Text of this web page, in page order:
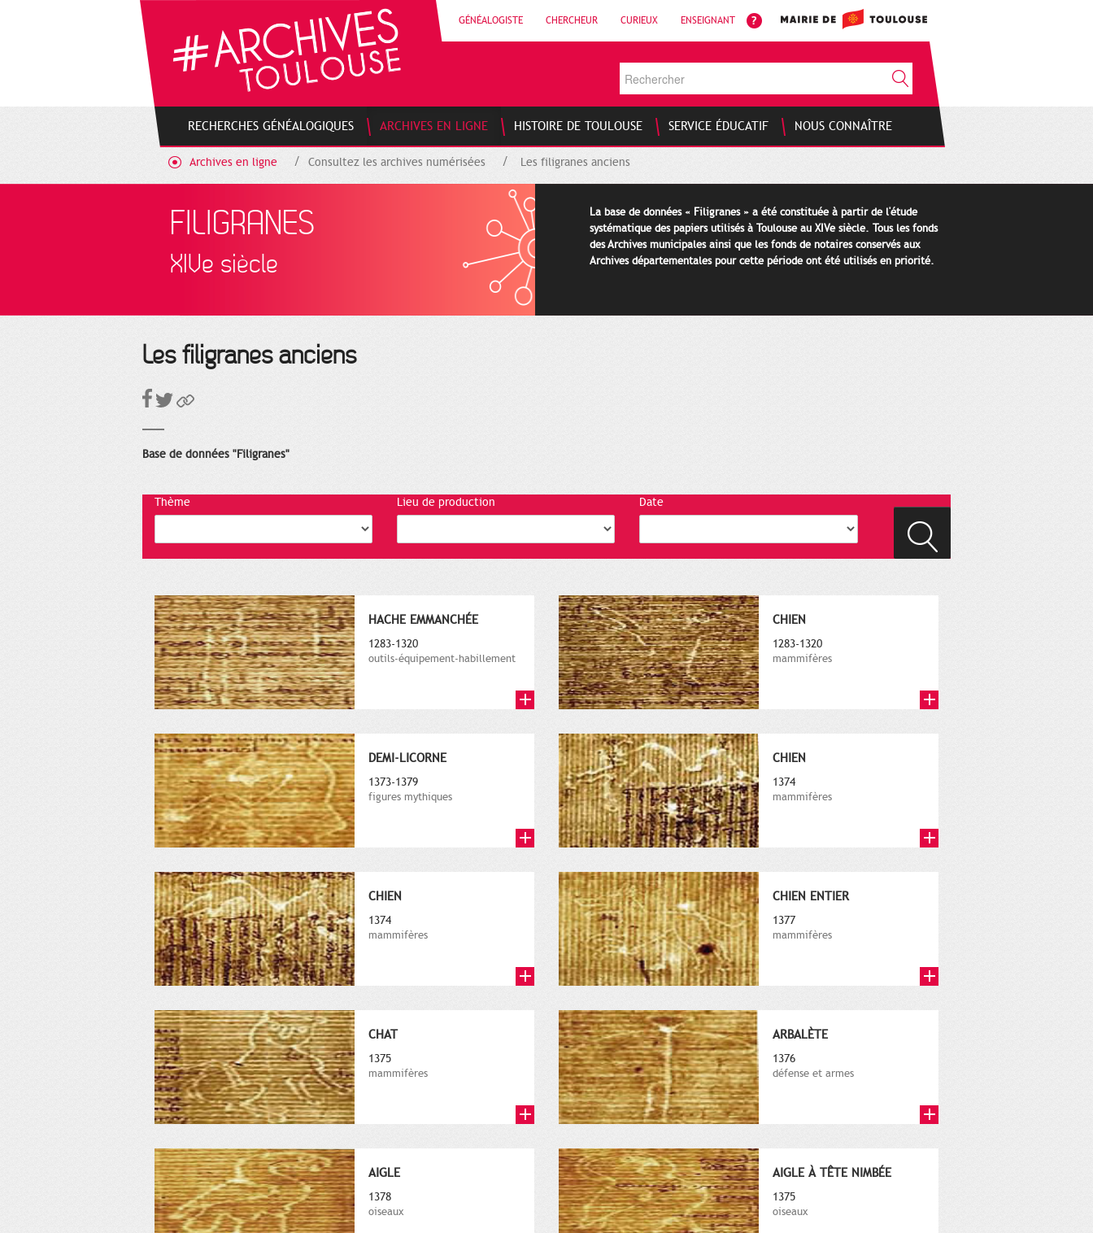
GÉNÉALOGISTE CHERCHEUR CURIEUX ENSEIGNANT
RECHERCHES GÉNÉALOGIQUES ARCHIVES EN LIGNE HISTOIRE DE TOULOUSE SERVICE ÉDUCATIF NOUS CONNAÎTRE
Archives en ligne Consultez les archives numérisées Les filigranes anciens
FILIGRANES
XIVe siècle
La base de données « Filigranes » a été constituée à partir de l'étude
systématique des papiers utilisés à Toulouse au XIVe siècle. Tous les fonds
des Archives municipales ainsi que les fonds de notaires conservés aux
Archives départementales pour cette période ont été utilisés en priorité.
Les filigranes anciens
Base de données "Filigranes"
Thème Lieu de production Date
HACHE EMMANCHÉE
1283-1320
outils-équipement-habillement
CHIEN
1283-1320
mammifères
DEMI-LICORNE
1373-1379
figures mythiques
CHIEN
1374
mammifères
CHIEN
1374
mammifères
CHIEN ENTIER
1377
mammifères
CHAT
1375
mammifères
ARBALÈTE
1376
défense et armes
AIGLE
1378
oiseaux
AIGLE À TÊTE NIMBÉE
1375
oiseaux
Cookies management panel